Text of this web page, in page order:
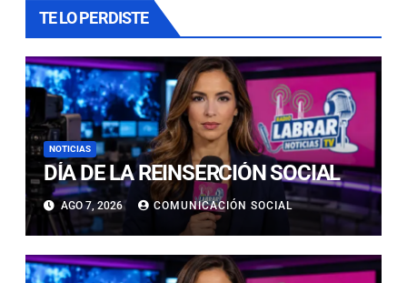
TE LO PERDISTE
NOTICIAS
DÍA DE LA REINSERCIÓN SOCIAL
AGO 7, 2026 COMUNICACIÓN SOCIAL